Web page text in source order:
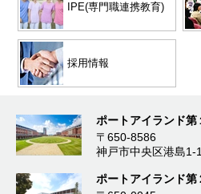
IPE(専門職連携教育)
採用情報
ポートアイランド第
〒650-8586
神戸市中央区港島1-
ポートアイランド第